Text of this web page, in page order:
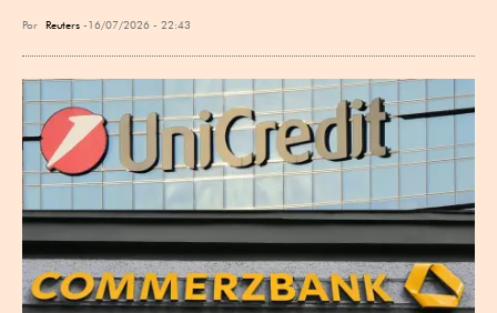
Por Reuters 16/07/2026 - 22:43